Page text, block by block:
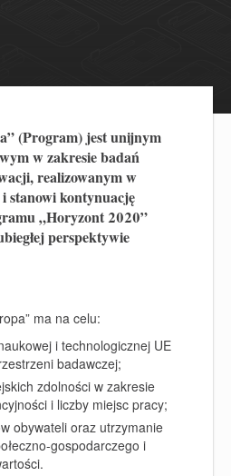
(Program) jest unijnym
w zakresie badań
realizowanym w
stanowi kontynuację
„Horyzont 2020”
perspektywie
ma na celu:
i technologicznej UE
badawczej;
zdolności w zakresie
i liczby miejsc pracy;
obywateli oraz utrzymanie
gospodarczego i